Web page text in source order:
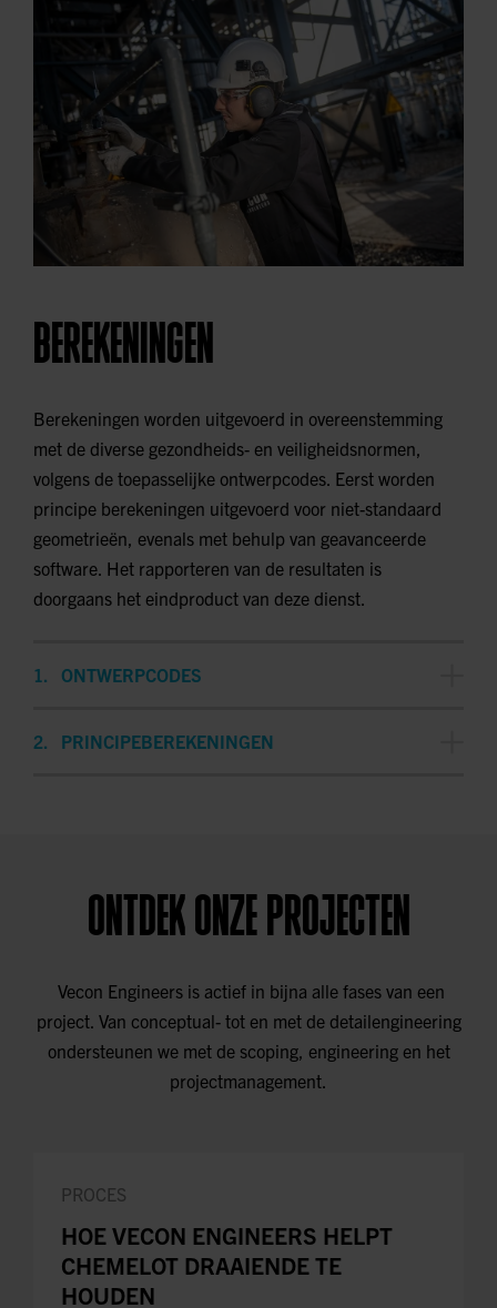
BEREKENINGEN
Berekeningen worden uitgevoerd in overeenstemming
met de diverse gezondheids- en veiligheidsnormen,
volgens de toepasselijke ontwerpcodes. Eerst worden
principe berekeningen uitgevoerd voor niet-standaard
geometrieën, evenals met behulp van geavanceerde
software. Het rapporteren van de resultaten is
doorgaans het eindproduct van deze dienst.
ONTWERPCODES
ontwerpen moeten voldoen om te voldoen aan
PRINCIPEBEREKENINGEN
ONTDEK ONZE PROJECTEN
Vecon Engineers is actief in bijna alle fases van een
project. Van conceptual- tot en met de detailengineering
ondersteunen we met de scoping, engineering en het
projectmanagement.
PROCES
HOE VECON ENGINEERS HELPT
CHEMELOT DRAAIENDE TE
HOUDEN